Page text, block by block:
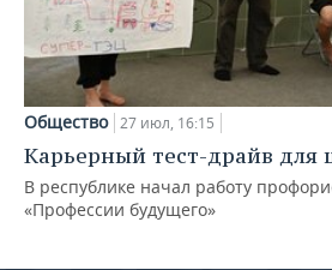
Общество 27 июл, 16:15
Карьерный тест-драйв для
В республике начал работу
«Профессии будущего»